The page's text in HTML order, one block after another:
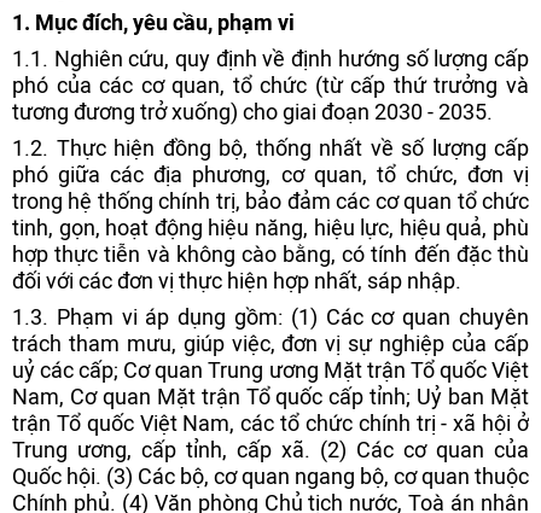
1. Mục đích, yêu cầu, phạm vi
1.1. Nghiên cứu, quy định về định hướng số lượng cấp
phó của các cơ quan, tổ chức (từ cấp thứ trưởng và
tương đương trở xuống) cho giai đoạn 2030 - 2035.
1.2. Thực hiện đồng bộ, thống nhất về số lượng cấp
phó giữa các địa phương, cơ quan, tổ chức, đơn vị
trong hệ thống chính trị, bảo đảm các cơ quan tổ chức
tinh, gọn, hoạt động hiệu năng, hiệu lực, hiệu quả, phù
hợp thực tiễn và không cào bằng, có tính đến đặc thù
đối với các đơn vị thực hiện hợp nhất, sáp nhập.
1.3. Phạm vi áp dụng gồm: (1) Các cơ quan chuyên
trách tham mưu, giúp việc, đơn vị sự nghiệp của cấp
uỷ các cấp; Cơ quan Trung ương Mặt trận Tổ quốc Việt
Nam, Cơ quan Mặt trận Tổ quốc cấp tỉnh; Uỷ ban Mặt
trận Tổ quốc Việt Nam, các tổ chức chính trị - xã hội ở
Trung ương, cấp tỉnh, cấp xã. (2) Các cơ quan của
Quốc hội. (3) Các bộ, cơ quan ngang bộ, cơ quan thuộc
Chính phủ. (4) Văn phòng Chủ tịch nước, Toà án nhân